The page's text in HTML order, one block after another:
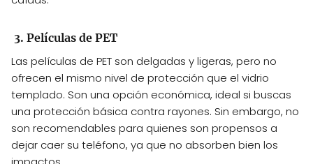
3. Películas de PET
Las películas de PET son delgadas y ligeras, pero no
ofrecen el mismo nivel de protección que el vidrio
templado. Son una opción económica, ideal si buscas
una protección básica contra rayones. Sin embargo, no
son recomendables para quienes son propensos a
dejar caer su teléfono, ya que no absorben bien los